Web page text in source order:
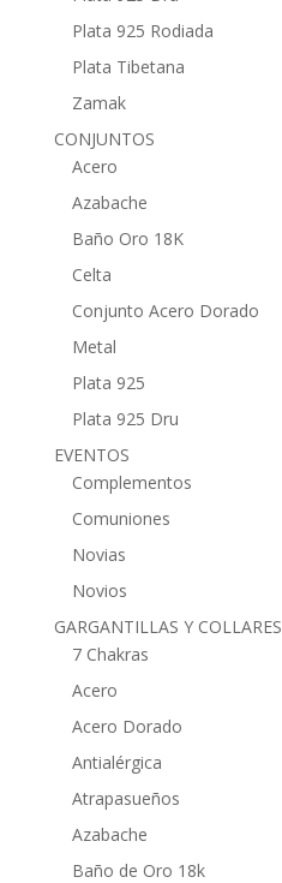
Plata 925 Rodiada
Plata Tibetana
Zamak
CONJUNTOS
Acero
Azabache
Baño Oro 18K
Celta
Conjunto Acero Dorado
Metal
Plata 925
Plata 925 Dru
EVENTOS
Complementos
Comuniones
Novias
Novios
GARGANTILLAS Y COLLARES
7 Chakras
Acero
Acero Dorado
Antialérgica
Atrapasueños
Azabache
Baño de Oro 18k